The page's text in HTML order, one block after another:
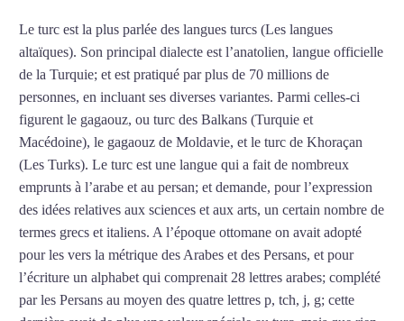
Le turc est la plus parlée des langues turcs (Les langues
altaïques). Son principal dialecte est l’anatolien, langue officielle
de la Turquie; et est pratiqué par plus de 70 millions de
personnes, en incluant ses diverses variantes. Parmi celles-ci
figurent le gagaouz, ou turc des Balkans (Turquie et
Macédoine), le gagaouz de Moldavie, et le turc de Khoraçan
(Les Turks). Le turc est une langue qui a fait de nombreux
emprunts à l’arabe et au persan; et demande, pour l’expression
des idées relatives aux sciences et aux arts, un certain nombre de
termes grecs et italiens. A l’époque ottomane on avait adopté
pour les vers la métrique des Arabes et des Persans, et pour
l’écriture un alphabet qui comprenait 28 lettres arabes; complété
par les Persans au moyen des quatre lettres p, tch, j, g; cette